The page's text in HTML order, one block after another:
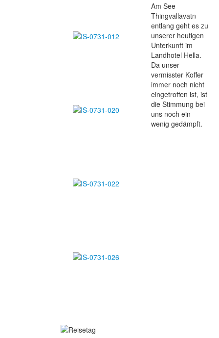
Am See
Thingvallavatn
entlang geht es zu
unserer heutigen
Unterkunft im
Landhotel Hella.
Da unser
vermisster Koffer
immer noch nicht
eingetroffen ist, ist
die Stimmung bei
uns noch ein
wenig gedämpft.